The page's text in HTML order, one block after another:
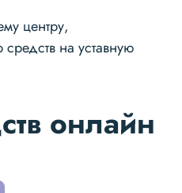
центру,
на уставную
онлайн